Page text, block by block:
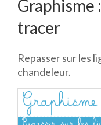
Graphisme
tracer
Repasser sur les
chandeleur.